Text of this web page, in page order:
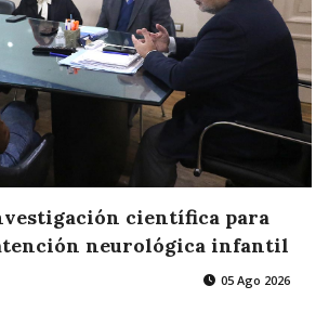
científica para
neurológica infantil
05 Ago 2026